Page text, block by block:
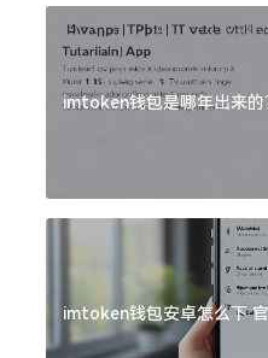
imtoken钱包是哪年出来的
imtoken钱包安卓怎么下